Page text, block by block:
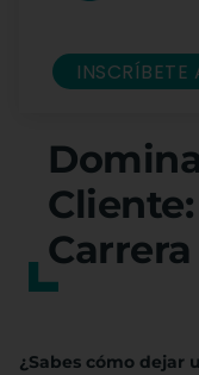
¿Sabes cómo dejar
INSCRÍBETE